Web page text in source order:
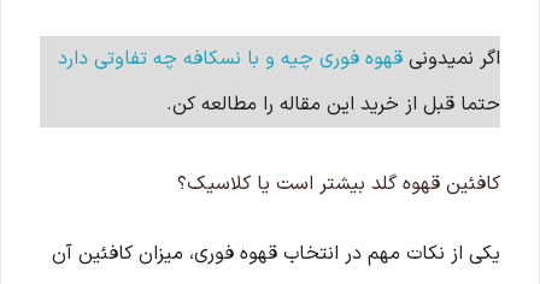
اگر نمیدونی قهوه فوری چیه و با نسکافه چه تفاوتی دارد
حتما قبل از خرید این مقاله را مطالعه کن.
کافئین قهوه گلد بیشتر است یا کلاسیک؟
یکی از نکات مهم در انتخاب قهوه فوری، میزان کافئین آن